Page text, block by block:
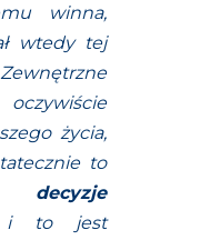
winna,
wtedy tej
życia,
to
decyzje
i to jest